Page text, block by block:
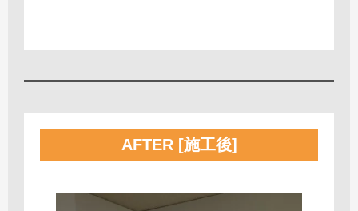
AFTER [施工後]